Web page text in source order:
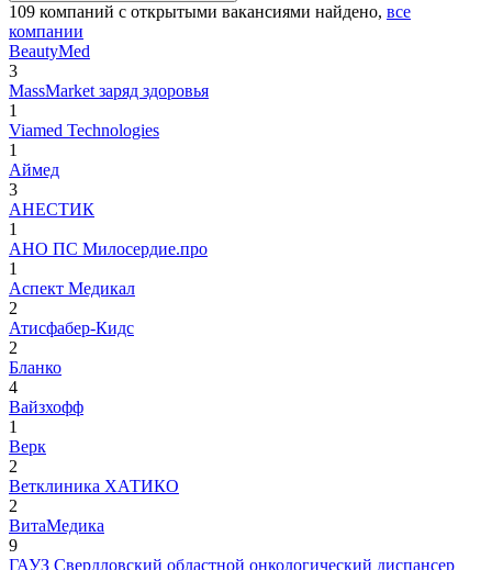
109 компаний с открытыми вакансиями найдено, все
компании
BeautyMed
3
MassMarket заряд здоровья
1
Viamed Technologies
1
Аймед
3
АНЕСТИК
1
АНО ПС Милосердие.про
1
Аспект Медикал
2
Атисфабер-Кидс
2
Бланко
4
Вайзхофф
1
Верк
2
Ветклиника ХАТИКО
2
ВитаМедика
9
ГАУЗ Свердловский областной онкологический диспансер